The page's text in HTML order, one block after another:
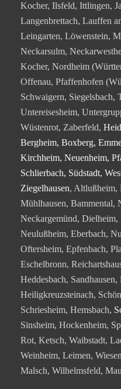
Kocher, Ilsfeld, Ittlingen,
Langenbrettach, Lauffen
Leingarten, Löwenstein,
Neckarsulm,
Kocher, Nordheim
Offenau, Pfaffenhofen
Schwaigern, Siegelsbach,
Untereisesheim,
Wüstenrot, Zaberfeld,
Bergheim, Boxberg,
Kirchheim, Neuenheim,
Schlierbach, Südstadt,
Ziegelhausen, Altlußheim,
Mühlhausen, Bammental,
Neckargemünd, Dielheim,
Neulußheim, Eberbach,
Oftersheim, Epfenbach,
Eschelbronn,
Heddesbach,
Heiligkreuzsteinach,
Schriesheim, Hemsbach,
Sinsheim, Hockenheim,
Rot, Ketsch, Waibstadt,
Weinheim, Leimen,
Malsch, Wilhelmsfeld,